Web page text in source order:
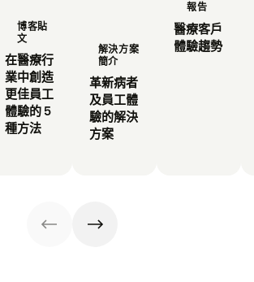
博客貼
文
在醫療行
業中創造
更佳員工
體驗的 5
種方法
解決方案
簡介
革新病者
及員工體
驗的解決
方案
報告
醫療客戶
體驗趨勢